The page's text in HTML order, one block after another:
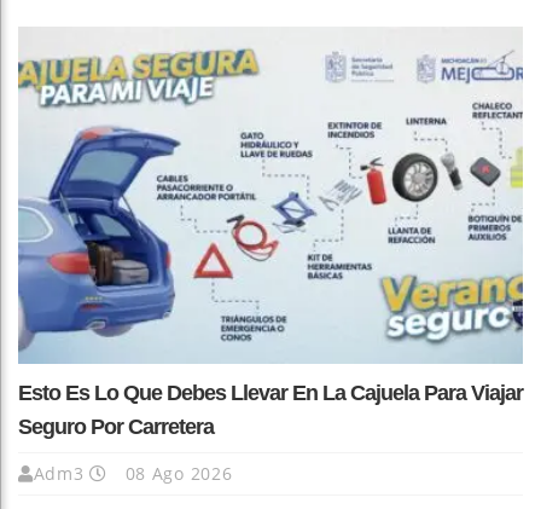
Esto Es Lo Que Debes Llevar En La Cajuela Para Viajar
Seguro Por Carretera
Adm3 08 Ago 2026